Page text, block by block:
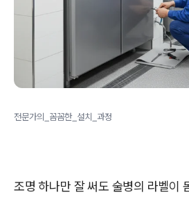
전문가의_꼼꼼한_설치_과정
조명 하나만 잘 써도 술병의 라벨이